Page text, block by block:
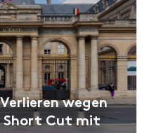
wegen
Short Cut mit